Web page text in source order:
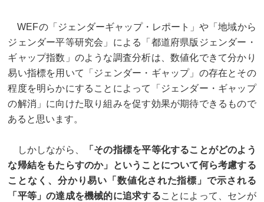
WEFの「ジェンダーギャップ・レポート」や「地域から
ジェンダー平等研究会」による「都道府県版ジェンダー・
ギャップ指数」のような調査分析は、数値化できて分かり
易い指標を用いて「ジェンダー・ギャップ」の存在とその
程度を明らかにすることによって「ジェンダー・ギャップ
の解消」に向けた取り組みを促す効果が期待できるもので
あると思います。
しかしながら、
「その指標を平等化することがどのよう
な帰結をもたらすのか」ということについて何ら考慮する
ことなく、分かり易い「数値化された指標」で示される
「平等」の達成を機械的に追求することによって、センが